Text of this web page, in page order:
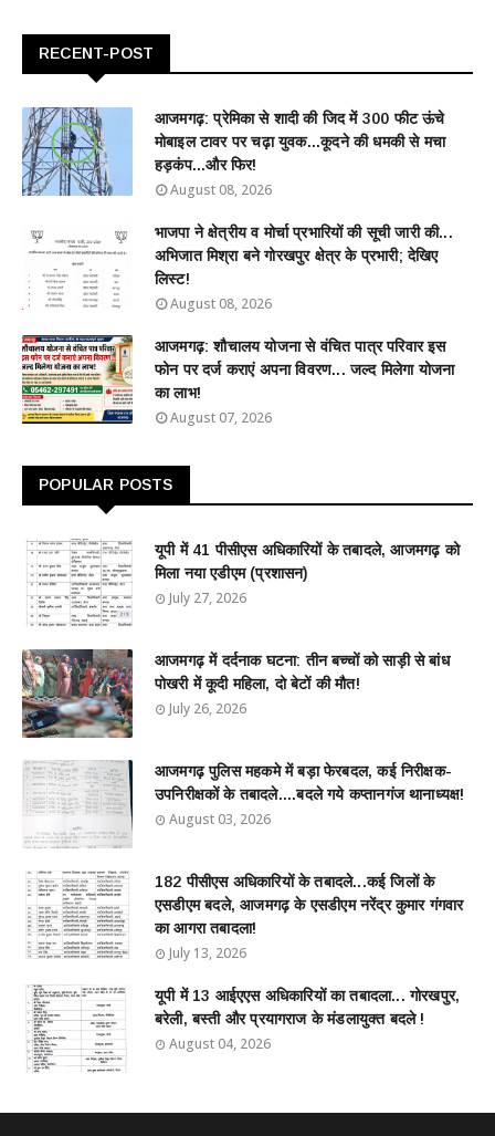
RECENT-POST
आजमगढ़: प्रेमिका से शादी की जिद में 300 फीट ऊंचे
मोबाइल टावर पर चढ़ा युवक...कूदने की धमकी से मचा
हड़कंप...और फिर!
August 08, 2026
भाजपा ने क्षेत्रीय व मोर्चा प्रभारियों की सूची जारी की...
अभिजात मिश्रा बने गोरखपुर क्षेत्र के प्रभारी; देखिए
लिस्ट!
August 08, 2026
आजमगढ़: शौचालय योजना से वंचित पात्र परिवार इस
फोन पर दर्ज कराएं अपना विवरण... जल्द मिलेगा योजना
का लाभ!
August 07, 2026
POPULAR POSTS
यूपी में 41 पीसीएस अधिकारियों के तबादले, आजमगढ़ को
मिला नया एडीएम (प्रशासन)
July 27, 2026
आजमगढ़ में दर्दनाक घटना: तीन बच्चों को साड़ी से बांध
पोखरी में कूदी महिला, दो बेटों की मौत!
July 26, 2026
आजमगढ़ पुलिस महकमे में बड़ा फेरबदल, कई निरीक्षक-
उपनिरीक्षकों के तबादले....बदले गये कप्तानगंज थानाध्यक्ष!
August 03, 2026
182 पीसीएस अधिकारियों के तबादले...कई जिलों के
एसडीएम बदले, आजमगढ़ के एसडीएम नरेंद्र कुमार गंगवार
का आगरा तबादला!
July 13, 2026
यूपी में 13 आईएएस अधिकारियों का तबादला... गोरखपुर,
बरेली, बस्ती और प्रयागराज के मंडलायुक्त बदले !
August 04, 2026